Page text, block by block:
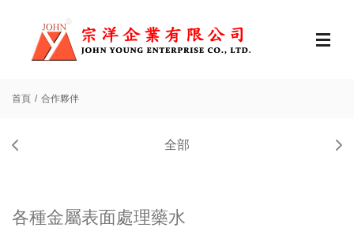
首頁 合作夥伴
全部
各種金屬表面處理藥水